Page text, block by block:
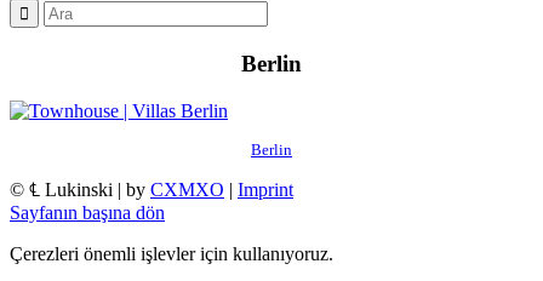
Berlin
Berlin
© ℄ Lukinski | by CXMXO | Imprint
Sayfanın başına dön
Çerezleri önemli işlevler için kullanıyoruz.